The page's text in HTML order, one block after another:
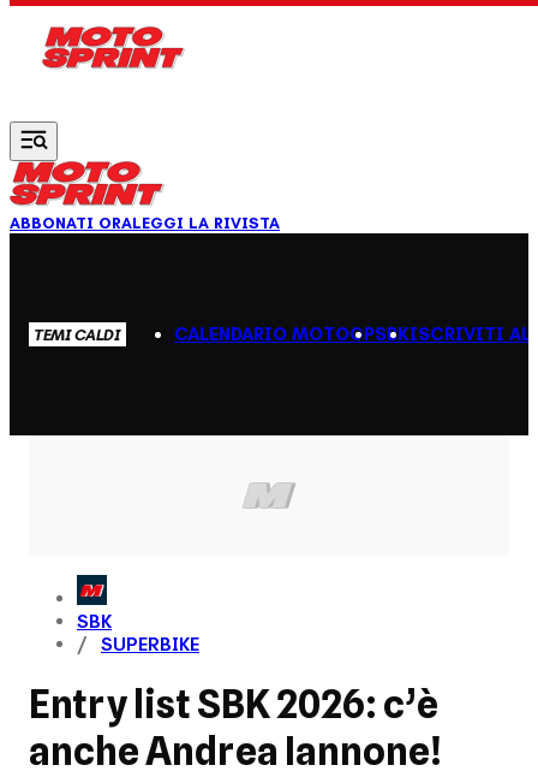
ABBONATI ORALEGGI LA RIVISTA
TEMI CALDI CALENDARIO MOTOGPSBKISCRIVITI AL
SBK
SUPERBIKE
Entry list SBK 2026: c’è
anche Andrea Iannone!